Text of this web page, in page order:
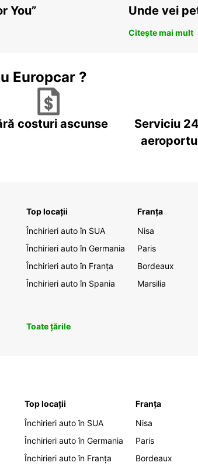
You” Unde vei
Citește mai mult
Europcar ?
costuri ascunse
Serviciu
Top locații
Închirieri auto în SUA
Închirieri auto în Germania
Închirieri auto în Franța
Închirieri auto în Spania
Franța
Nisa
Paris
Bordeaux
Marsilia
Toate țările
Top locații
Închirieri auto în SUA
Închirieri auto în Germania
Închirieri auto în Franța
Franța
Nisa
Paris
Bordeaux